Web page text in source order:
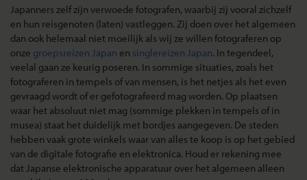
Japanners zelf zijn verwoede fotografen, waarbij zij vooral zichzelf
en hun reisgenoten (laten) vastleggen. Zij doen over het algemeen
dan ook helemaal niet moeilijk als wij ze willen fotograferen op
onze groepsreizen Japan en singlereizen Japan. In tegendeel,
veelal gaan ze keurig poseren. In sommige situaties, zoals het
fotograferen in tempels of van mensen, is het netjes als het even
gevraagd wordt of er gefotografeerd mag worden. Op plaatsen
waar het absoluut niet mag (sommige plekken in tempels of in
musea) staat het duidelijk met bordjes aangegeven. De steden
hebben vaak grote winkels waar van alles te koop is op het gebied
van de digitale fotografie en elektronica. Houd er rekening mee
dat Japanse elektronische apparatuur over het algemeen alleen